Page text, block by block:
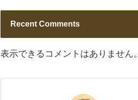
Recent Comments
表示できるコメントはありません。